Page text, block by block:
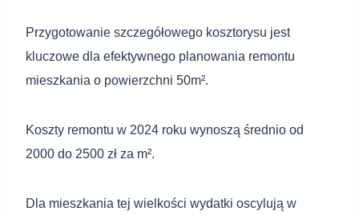
Przygotowanie szczegółowego kosztorysu jest
kluczowe dla efektywnego planowania remontu
mieszkania o powierzchni 50m².
Koszty remontu w 2024 roku wynoszą średnio od
2000 do 2500 zł za m².
Dla mieszkania tej wielkości wydatki oscylują w